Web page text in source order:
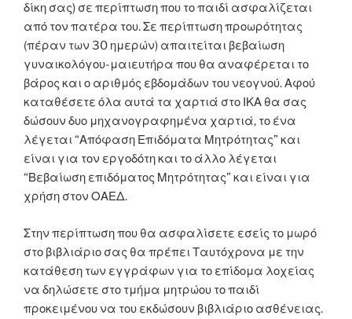
δίκη σας) σε περίπτωση που το παιδί ασφαλίζεται
από τον πατέρα του. Σε περίπτωση προωρότητας
(πέραν των 30 ημερών) απαιτείται βεβαίωση
γυναικολόγου-μαιευτήρα που θα αναφέρεται το
βάρος και ο αριθμός εβδομάδων του νεογνού. Αφού
καταθέσετε όλα αυτά τα χαρτιά στο ΙΚΑ θα σας
δώσουν δυο μηχανογραφημένα χαρτιά, το ένα
λέγεται “Απόφαση Επιδόματα Μητρότητας” και
είναι για τον εργοδότη και το άλλο λέγεται
“Βεβαίωση επιδόματος Μητρότητας” και είναι για
χρήση στον ΟΑΕΔ.
Στην περίπτωση που θα ασφαλίσετε εσείς το μωρό
στο βιβλιάριο σας θα πρέπει Ταυτόχρονα με την
κατάθεση των εγγράφων για το επίδομα λοχείας
να δηλώσετε στο τμήμα μητρώου το παιδί
προκειμένου να του εκδώσουν βιβλιάριο ασθένειας.